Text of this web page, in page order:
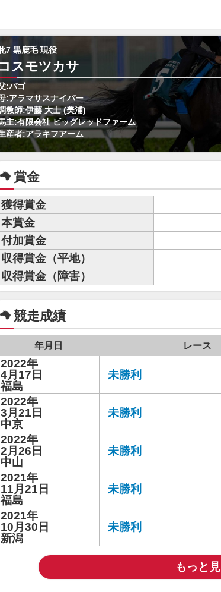
7 黒鹿毛 現役
コスモツカサ
:バゴ
:アラマサスナイパー
教師:伊藤 大士 (美浦)
主:有限会社 ビッグレッドファーム
産者:アラキフアーム
賞金
獲得賞金
本賞金
付加賞金
収得賞金（平地）
収得賞金（障害）
競走成績
年月日 レース
2022年
4月17日
福島
未勝利
2022年
3月21日
中京
未勝利
2022年
2月26日
中山
未勝利
2021年
11月21日
福島
未勝利
2021年
10月30日
新潟
未勝利
もっと